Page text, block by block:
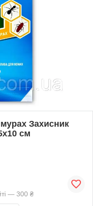
мурах Захисник
см
— 300 ₴